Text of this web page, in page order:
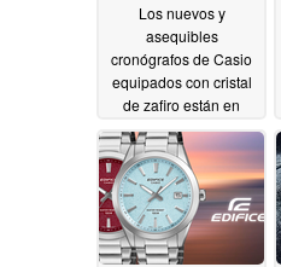
Los nuevos y
asequibles
cronógrafos de Casio
equipados con cristal
de zafiro están en
camino05/24/2026